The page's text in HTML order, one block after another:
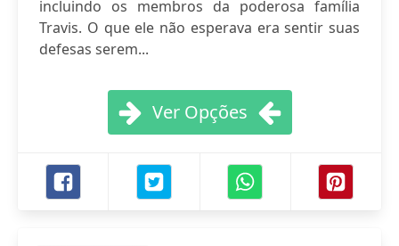
incluindo os membros da poderosa família
Travis. O que ele não esperava era sentir suas
defesas serem...
Ver Opções